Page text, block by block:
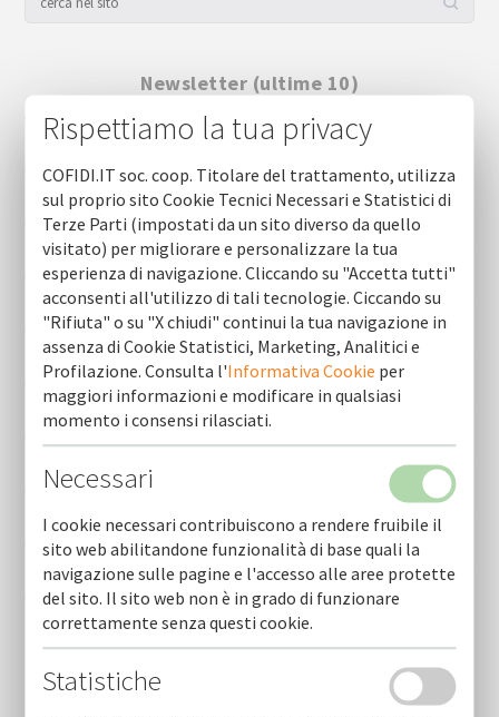
Newsletter (ultime 10)
Cofidi.it informa agosto 2026
Cofidi.it informa luglio 2026
Cofidi.it informa giugno 2026
Cofidi.it informa maggio 2026
Cofidi.it informa aprile 2026
Cofidi.it informa marzo 2026
Cofidi.it informa gennaio 2026
Cofidi.it informa dicembre 2025
Cofidi.it informa novembre 2025
Rispettiamo la tua privacy
COFIDI.IT soc. coop. Titolare del trattamento, utilizza
sul proprio sito Cookie Tecnici Necessari e Statistici di
Terze Parti (impostati da un sito diverso da quello
visitato) per migliorare e personalizzare la tua
esperienza di navigazione. Cliccando su "Accetta tutti"
acconsenti all'utilizzo di tali tecnologie. Ciccando su
"Rifiuta" o su "X chiudi" continui la tua navigazione in
assenza di Cookie Statistici, Marketing, Analitici e
Profilazione. Consulta l'Informativa Cookie per
maggiori informazioni e modificare in qualsiasi
momento i consensi rilasciati.
Necessari
I cookie necessari contribuiscono a rendere fruibile il
sito web abilitandone funzionalità di base quali la
navigazione sulle pagine e l'accesso alle aree protette
del sito. Il sito web non è in grado di funzionare
correttamente senza questi cookie.
Statistiche